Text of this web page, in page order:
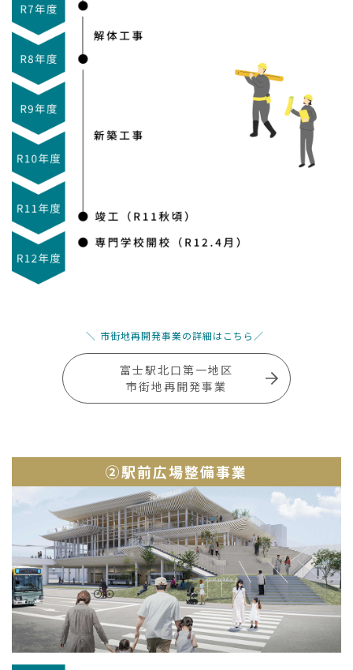
市街地再開発事業の詳細はこちら
富士駅北口第一地区
市街地再開発事業
②駅前広場整備事業